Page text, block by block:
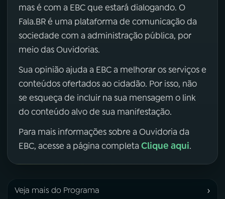
mas é com a EBC que estará dialogando. O
Fala.BR é uma plataforma de comunicação da
sociedade com a administração pública, por
meio das Ouvidorias.
Sua opinião ajuda a EBC a melhorar os serviços e
conteúdos ofertados ao cidadão. Por isso, não
se esqueça de incluir na sua mensagem o link
do conteúdo alvo de sua manifestação.
Para mais informações sobre a Ouvidoria da
EBC, acesse a página completa Clique aqui.
Veja mais do Programa ›